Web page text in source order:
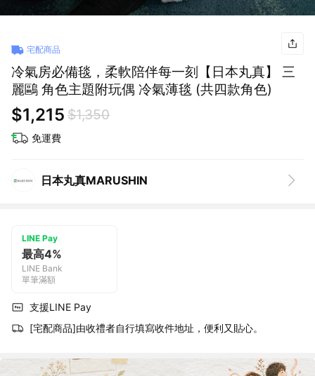
宅配商品
冷氣房必備毯，柔軟陪伴每一刻【日本丸真】 三
麗鷗 角色主題附玩偶 冷氣薄毯 (共四款角色)
$1,215 $1,350
免運費
日本丸真MARUSHIN
LINE Pay
最高4%
LINE Bank
單筆滿額
支援LINE Pay
[宅配商品]由收禮者自行填寫收件地址，便利又貼心。